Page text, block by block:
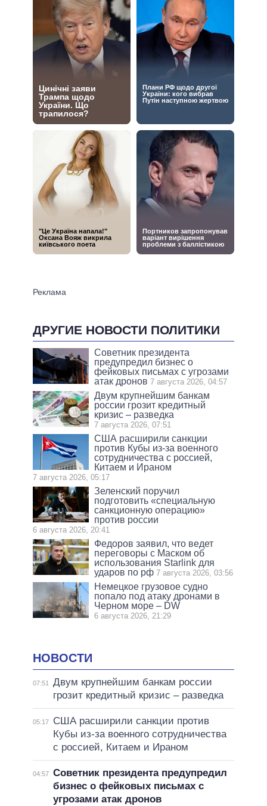
ДРУГИЕ НОВОСТИ ПОЛИТИКИ
Советник президента
предупредил бизнес о
фейковых письмах с угрозами
атак дронов 7 августа 2026, 04:57
Двум крупнейшим банкам
россии грозит кредитный
кризис – разведка
7 августа 2026, 07:51
США расширили санкции
против Кубы из-за военного
сотрудничества с россией,
Китаем и Ираном
7 августа 2026, 05:17
Зеленский поручил
подготовить «специальную
санкционную операцию»
против россии
6 августа 2026, 20:41
Федоров заявил, что ведет
переговоры с Маском об
использования Starlink для
ударов по рф 7 августа 2026, 03:56
Немецкое грузовое судно
попало под атаку дронами в
Черном море – DW
6 августа 2026, 21:29
НОВОСТИ
07:51
Двум крупнейшим банкам россии
грозит кредитный кризис – разведка
05:17
США расширили санкции против
Кубы из-за военного сотрудничества
с россией, Китаем и Ираном
04:57 Советник президента предупредил
бизнес о фейковых письмах с
угрозами атак дронов